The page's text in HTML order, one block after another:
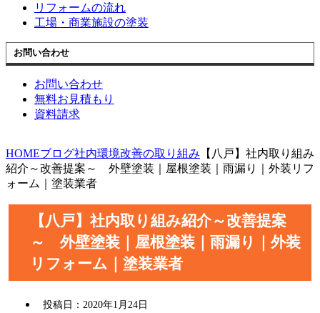
リフォームの流れ
工場・商業施設の塗装
お問い合わせ
お問い合わせ
無料お見積もり
資料請求
HOMEブログ社内環境改善の取り組み 【八戸】社内取り組み
紹介～改善提案～ 外壁塗装｜屋根塗装｜雨漏り｜外装リフ
ォーム｜塗装業者
【八戸】社内取り組み紹介～改善提案
～ 外壁塗装｜屋根塗装｜雨漏り｜外装
リフォーム｜塗装業者
投稿日： 2020年1月24日